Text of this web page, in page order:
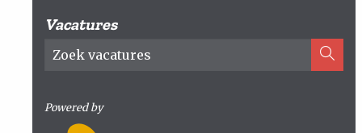
Vacatures
Powered by